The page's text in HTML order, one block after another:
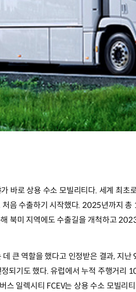
바로 상용 수소 모빌리티다. 세계 최초
음 수출하기 시작했다. 2025년까지
북미 지역에도 수출길을 개척하고
큰 역할을 했다고 인정받은 결과, 지
되기도 했다. 유럽에서 누적 주행거리
일렉시티 FCEV는 상용 수소 모빌리